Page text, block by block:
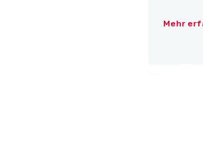
Mehr